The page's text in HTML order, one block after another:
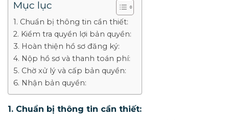
Mục lục
1. Chuẩn bị thông tin cần thiết:
2. Kiểm tra quyền lợi bản quyền:
3. Hoàn thiện hồ sơ đăng ký:
4. Nộp hồ sơ và thanh toán phí:
5. Chờ xử lý và cấp bản quyền:
6. Nhận bản quyền:
1. Chuẩn bị thông tin cần thiết: